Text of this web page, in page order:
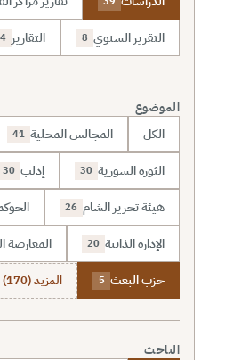
التقرير السنوي 8 التقارير 4
الموضوع
الكل المجالس المحلية 41
الثورة السورية 30 إدلب 30
هيئة تحرير الشام 26
الإدارة الذاتية 20 المعارضة
حزب البعث 5 المزيد (170)
الباحث